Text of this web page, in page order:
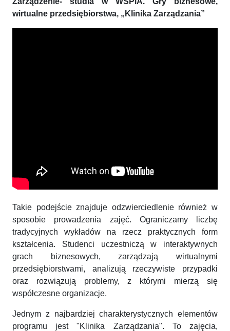
wirtualne przedsiębiorstwa, „Klinika Zarządzania”
Takie podejście znajduje odzwierciedlenie również w
sposobie prowadzenia zajęć. Ograniczamy liczbę
tradycyjnych wykładów na rzecz praktycznych form
kształcenia. Studenci uczestniczą w interaktywnych
grach biznesowych, zarządzają wirtualnymi
przedsiębiorstwami, analizują rzeczywiste przypadki
oraz rozwiązują problemy, z którymi mierzą się
współczesne organizacje.
Jednym z najbardziej charakterystycznych elementów
programu jest "Klinika Zarządzania". To zajęcia,